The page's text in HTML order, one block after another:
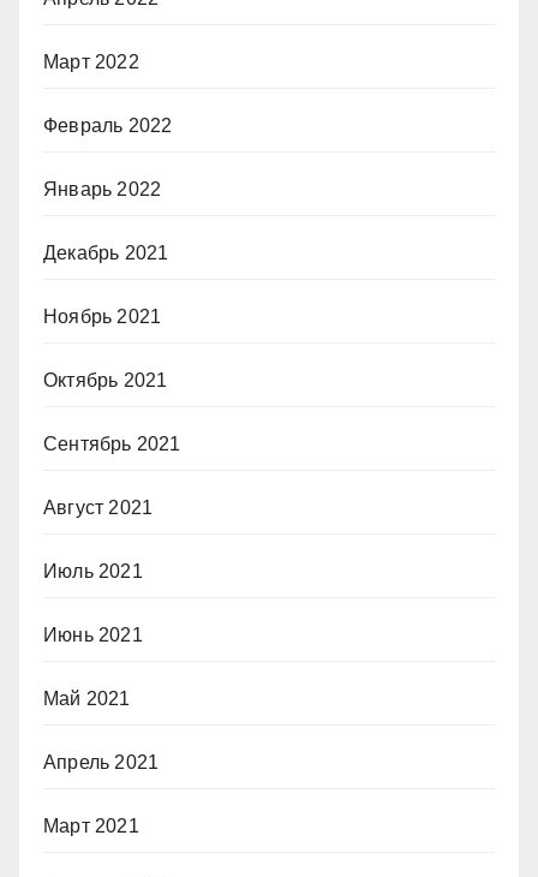
Март 2022
Февраль 2022
Январь 2022
Декабрь 2021
Ноябрь 2021
Октябрь 2021
Сентябрь 2021
Август 2021
Июль 2021
Июнь 2021
Май 2021
Апрель 2021
Март 2021